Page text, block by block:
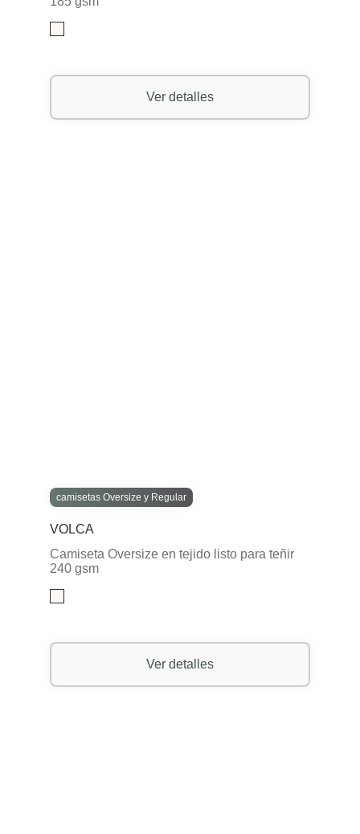
Ver detalles
camisetas Oversize y Regular
VOLCA
Camiseta Oversize en tejido listo para teñir
240 gsm
Ver detalles